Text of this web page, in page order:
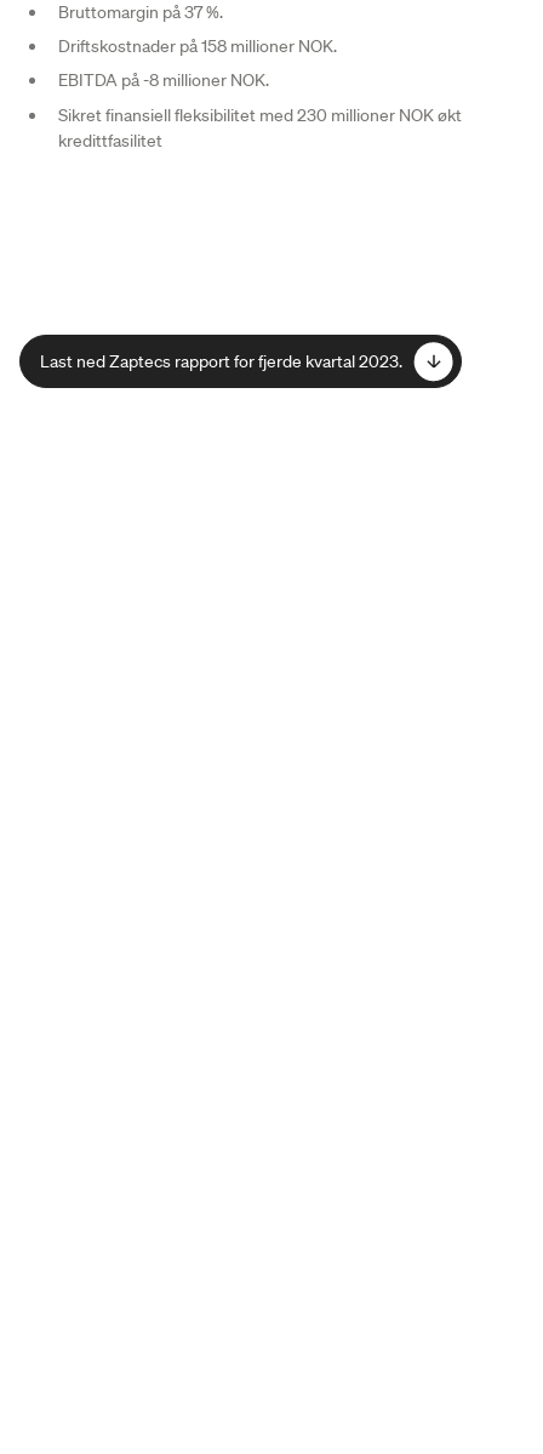
Bruttomargin på 37 %.
Driftskostnader på 158 millioner NOK.
EBITDA på -8 millioner NOK.
Sikret finansiell fleksibilitet med 230 millioner NOK økt
kredittfasilitet
Last ned Zaptecs rapport for fjerde kvartal 2023.
Last ned Zaptecs rapport for fjerde kvartal 2023.